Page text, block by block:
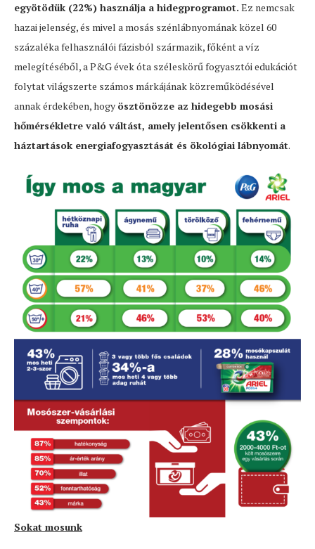
egyötödük (22%) használja a hidegprogramot. Ez nemcsak
hazai jelenség, és mivel a mosás szénlábnyomának közel 60
százaléka felhasználói fázisból származik, főként a víz
melegítéséből, a P&G évek óta széleskörű fogyasztói edukációt
folytat világszerte számos márkájának közreműködésével
annak érdekében, hogy ösztönözze az hidegebb mosási
hőmérsékletre való váltást, amely jelentősen csökkenti a
háztartások energiafogyasztását és ökológiai lábnyomát.
Sokat mosunk